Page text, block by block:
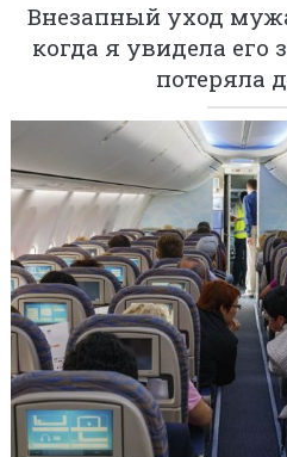
Внезапный уход
когда я увидела его
потеряла